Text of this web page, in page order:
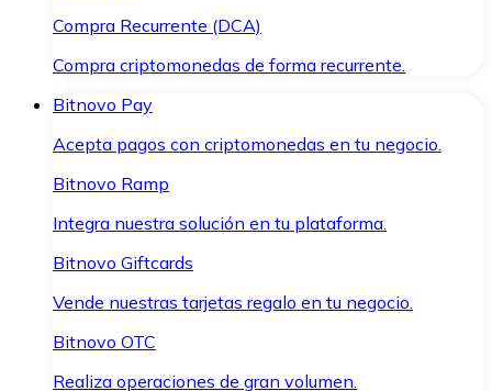
Compra Recurrente (DCA)
Compra criptomonedas de forma recurrente.
Bitnovo Pay
Acepta pagos con criptomonedas en tu negocio.
Bitnovo Ramp
Integra nuestra solución en tu plataforma.
Bitnovo Giftcards
Vende nuestras tarjetas regalo en tu negocio.
Bitnovo OTC
Realiza operaciones de gran volumen.